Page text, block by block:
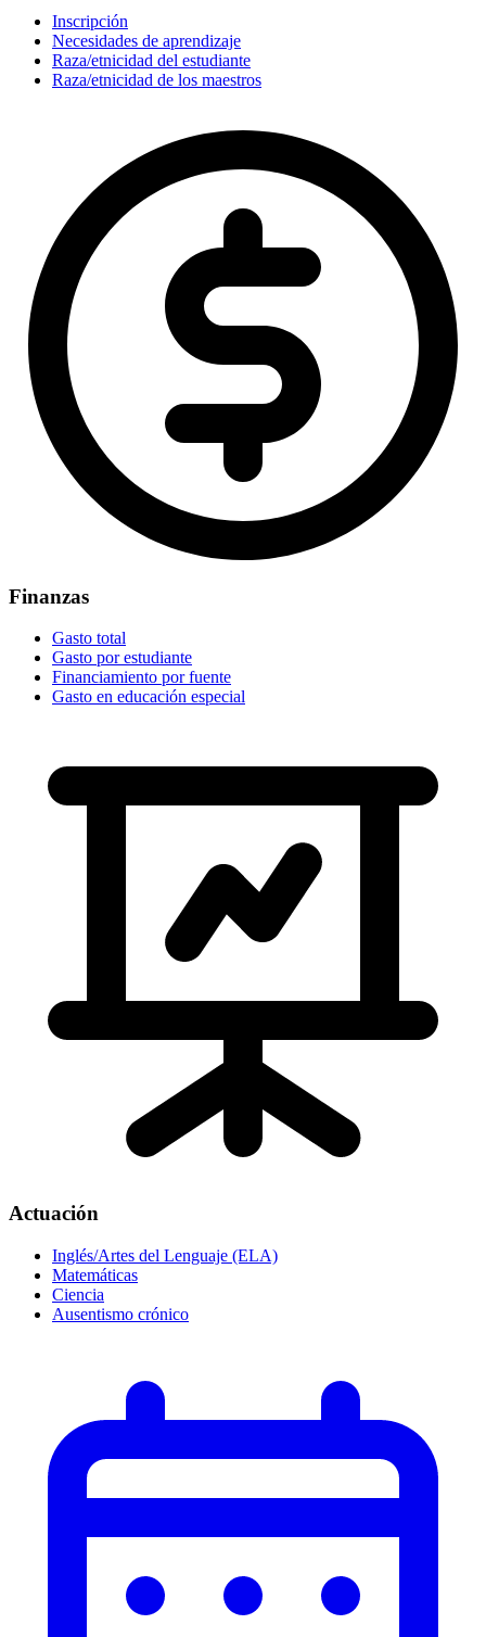
Inscripción
Necesidades de aprendizaje
Raza/etnicidad del estudiante
Raza/etnicidad de los maestros
Finanzas
Gasto total
Gasto por estudiante
Financiamiento por fuente
Gasto en educación especial
Actuación
Inglés/Artes del Lenguaje (ELA)
Matemáticas
Ciencia
Ausentismo crónico